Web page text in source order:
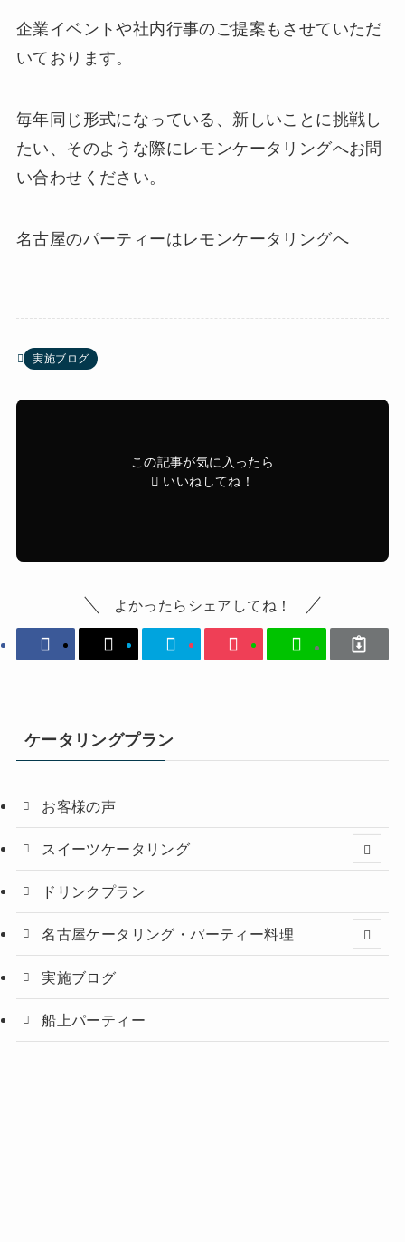
企業イベントや社内行事のご提案もさせていただ
いております。
毎年同じ形式になっている、新しいことに挑戦し
たい、そのような際にレモンケータリングへお問
い合わせください。
名古屋のパーティーはレモンケータリングへ
実施ブログ
この記事が気に入ったら
いいねしてね！
よかったらシェアしてね！
ケータリングプラン
お客様の声
スイーツケータリング
ドリンクプラン
名古屋ケータリング・パーティー料理
実施ブログ
船上パーティー